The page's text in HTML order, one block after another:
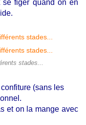
figer quand on en
stades...
(sans les
et on la mange avec